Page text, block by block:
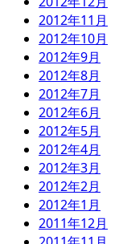
2012年11月
2012年10月
2012年9月
2012年8月
2012年7月
2012年6月
2012年5月
2012年4月
2012年3月
2012年2月
2012年1月
2011年12月